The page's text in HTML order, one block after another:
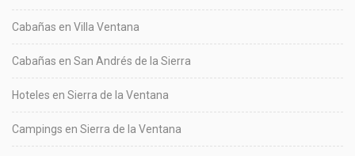
Cabañas en Villa Ventana
Cabañas en San Andrés de la Sierra
Hoteles en Sierra de la Ventana
Campings en Sierra de la Ventana